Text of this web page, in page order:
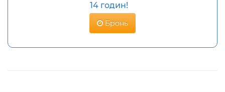
14 годин!
Бронь